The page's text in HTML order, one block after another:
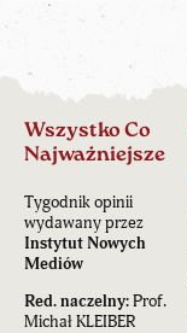
Wszystko Co
Najważniejsze
Tygodnik opinii
wydawany przez
Instytut Nowych
Mediów
Red. naczelny:Prof.
Michał KLEIBER